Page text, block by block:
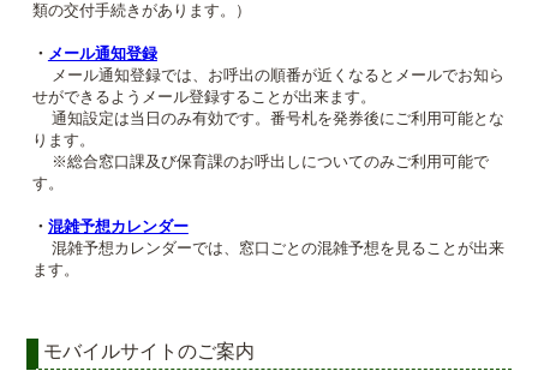
類の交付手続きがあります。）
・ メール通知登録
メール通知登録では、お呼出の順番が近くなるとメールでお知ら
せができるようメール登録することが出来ます。
通知設定は当日のみ有効です。番号札を発券後にご利用可能とな
ります。
※総合窓口課及び保育課のお呼出しについてのみご利用可能で
す。
・ 混雑予想カレンダー
混雑予想カレンダーでは、窓口ごとの混雑予想を見ることが出来
ます。
モバイルサイトのご案内